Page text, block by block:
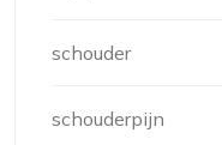
schouder
schouderpijn